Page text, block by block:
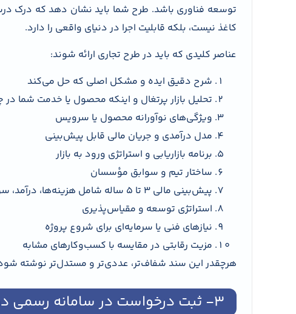
توسعه فناوری باشد. طرح شما باید نشان دهد که درک
کاغذ نیست، بلکه قابلیت اجرا در دنیای واقعی را دارد.
عناصر کلیدی که باید در طرح تجاری ارائه شوند:
شرح دقیق ایده و مشکل اصلی که حل می‌کند
تحلیل بازار پرتغال و اینکه محصول یا خدمت شما در
ویژگی‌های نوآورانه محصول یا سرویس
مدل درآمدی و جریان مالی قابل پیش‌بینی
برنامه بازاریابی و استراتژی ورود به بازار
ساختار تیم و سوابق مؤسسان
پیش‌بینی مالی ۳ تا ۵ ساله شامل هزینه‌ها، درآمد، سود و نرخ رشد
استراتژی توسعه و مقیاس‌پذیری
نیازهای فنی یا سرمایه‌ای برای شروع پروژه
مزیت رقابتی در مقایسه با کسب‌وکارهای مشابه
هرچقدر این سند شفاف‌تر، عددی‌تر و مستدل‌تر نوشته
۳- ثبت درخواست در سامانه رسمی دولت پرتغال